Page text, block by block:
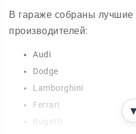
В гараже собраны
производителей:
Audi
Dodge
Lamborghini
Ferrari
Bugatti
▼